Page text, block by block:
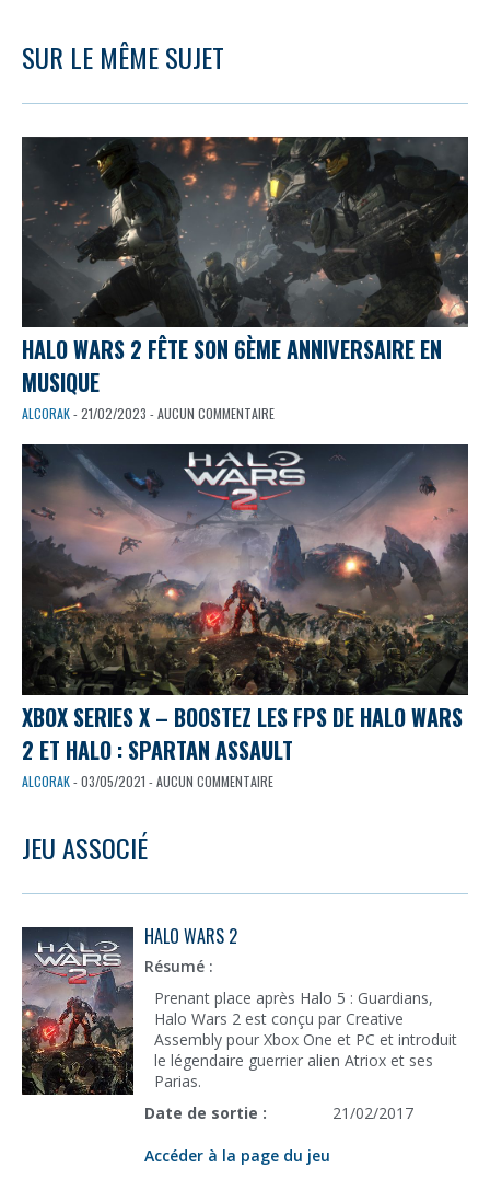
SUR LE MÊME SUJET
HALO WARS 2 FÊTE SON 6ÈME ANNIVERSAIRE EN
MUSIQUE
ALCORAK- 21/02/2023 - AUCUN COMMENTAIRE
XBOX SERIES X – BOOSTEZ LES FPS DE HALO WARS
2 ET HALO : SPARTAN ASSAULT
ALCORAK- 03/05/2021 - AUCUN COMMENTAIRE
JEU ASSOCIÉ
HALO WARS 2
Résumé :
Prenant place après Halo 5 : Guardians,
Halo Wars 2 est conçu par Creative
Assembly pour Xbox One et PC et introduit
le légendaire guerrier alien Atriox et ses
Parias.
Date de sortie :
21/02/2017
Accéder à la page du jeu